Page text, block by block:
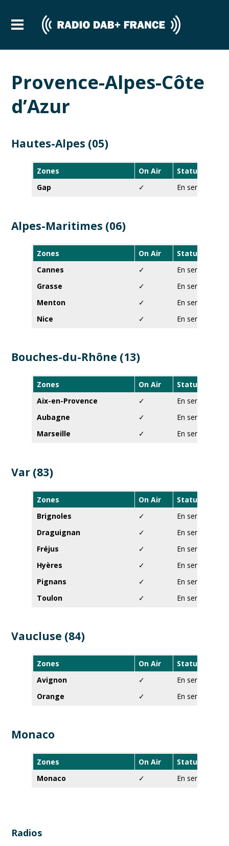
Provence-Alpes-Côte
d’Azur
Hautes-Alpes (05)
Zones On Air
Statut
Gap
✓ En service
Alpes-Maritimes (06)
Zones On Air
Statut
Cannes
✓
En service
Grasse
✓
En service
Menton
✓
En service
Nice
✓ En service
Bouches-du-Rhône (13)
Zones On Air
Statut
Aix-en-Provence
✓
En service
Aubagne
✓
En service
Marseille
✓ En service
Var (83)
Zones On Air
Statut
Brignoles
✓
En service
Draguignan
✓
En service
Fréjus
✓
En service
Hyères
✓
En service
Pignans
✓
En service
Toulon
✓ En service
Vaucluse (84)
Zones On Air
Statut
Avignon
✓
En service
Orange
✓ En service
Monaco
Zones On Air
Statut
Monaco
✓ En service
Radios